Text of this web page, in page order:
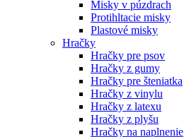
Misky v púzdrach
Protihltacie misky
Plastové misky
Hračky
Hračky pre psov
Hračky z gumy
Hračky pre šteniatka
Hračky z vinylu
Hračky z latexu
Hračky z plyšu
Hračky na naplnenie